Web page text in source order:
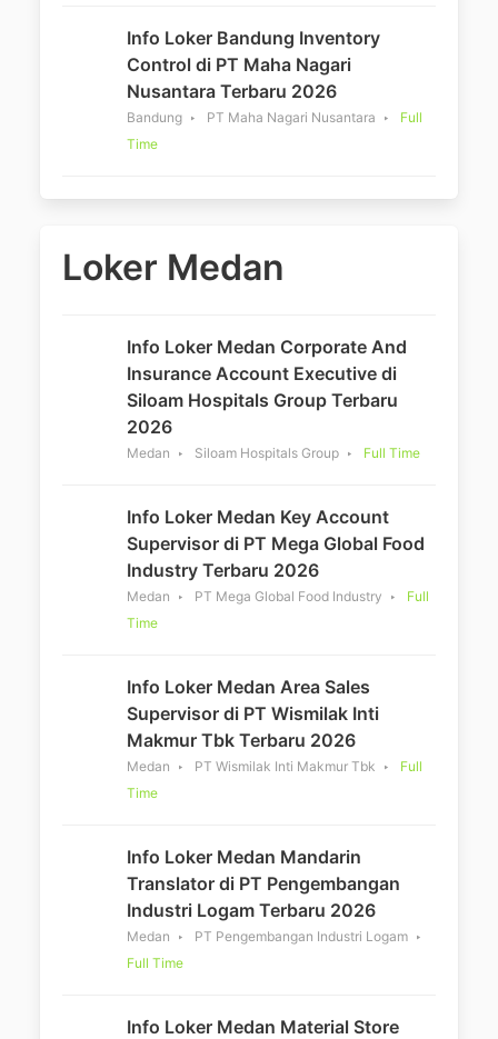
Info Loker Bandung Inventory
Control di PT Maha Nagari
Nusantara Terbaru 2026
Bandung PT Maha Nagari Nusantara
Full
Time
Loker Medan
Info Loker Medan Corporate And
Insurance Account Executive di
Siloam Hospitals Group Terbaru
2026
Medan Siloam Hospitals Group Full Time
Info Loker Medan Key Account
Supervisor di PT Mega Global Food
Industry Terbaru 2026
Medan PT Mega Global Food Industry
Full
Time
Info Loker Medan Area Sales
Supervisor di PT Wismilak Inti
Makmur Tbk Terbaru 2026
Medan PT Wismilak Inti Makmur Tbk
Full
Time
Info Loker Medan Mandarin
Translator di PT Pengembangan
Industri Logam Terbaru 2026
Medan
PT Pengembangan Industri Logam
Full Time
Info Loker Medan Material Store